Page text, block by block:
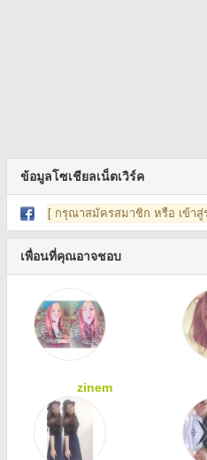
ข้อมูลโซเชียลเน็ตเวิร์ค
[ กรุณาสมัครสมาชิก หรือ เข้าสู่
เพื่อนที่คุณอาจชอบ
zinem